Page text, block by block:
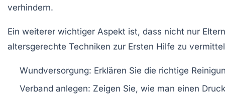
verhindern.
Ein weiterer wichtiger Aspekt ist, dass nicht nur
altersgerechte Techniken zur Ersten Hilfe zu
Wundversorgung: Erklären Sie die richtige
Verband anlegen: Zeigen Sie, wie man einen